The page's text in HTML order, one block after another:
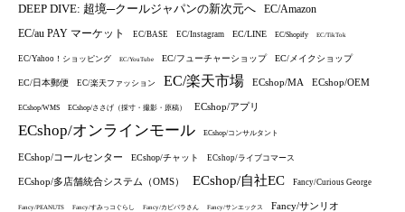
DEEP DIVE: 超境─クールジャパンの新次元へ EC/Amazon
EC/au PAY マーケット EC/BASE EC/Instagram EC/LINE EC/Shopify EC/TikTok
EC/Yahoo！ショッピング EC/YouTube EC/フューチャーショップ EC/メイクショップ
EC/日本郵便 EC/楽天ファッション EC/楽天市場 ECshop/MA ECshop/OEM
ECshop/WMS ECshop/ささげ（採寸・撮影・原稿） ECshop/アプリ
ECshop/オンラインモール ECshop/コンサルタント
ECshop/コールセンター ECshop/チャット ECshop/ライブコマース
ECshop/多店舗統合システム（OMS） ECshop/自社EC Fancy/Curious George
Fancy/PEANUTS Fancy/すみっコぐらし Fancy/カピバラさん Fancy/サンエックス Fancy/サンリオ